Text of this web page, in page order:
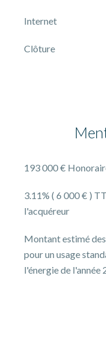
Internet
Clôture
193 000 €
3.11% ( 6 000 € )
l'acquéreur
Montant estimé
pour un usage
l'énergie de